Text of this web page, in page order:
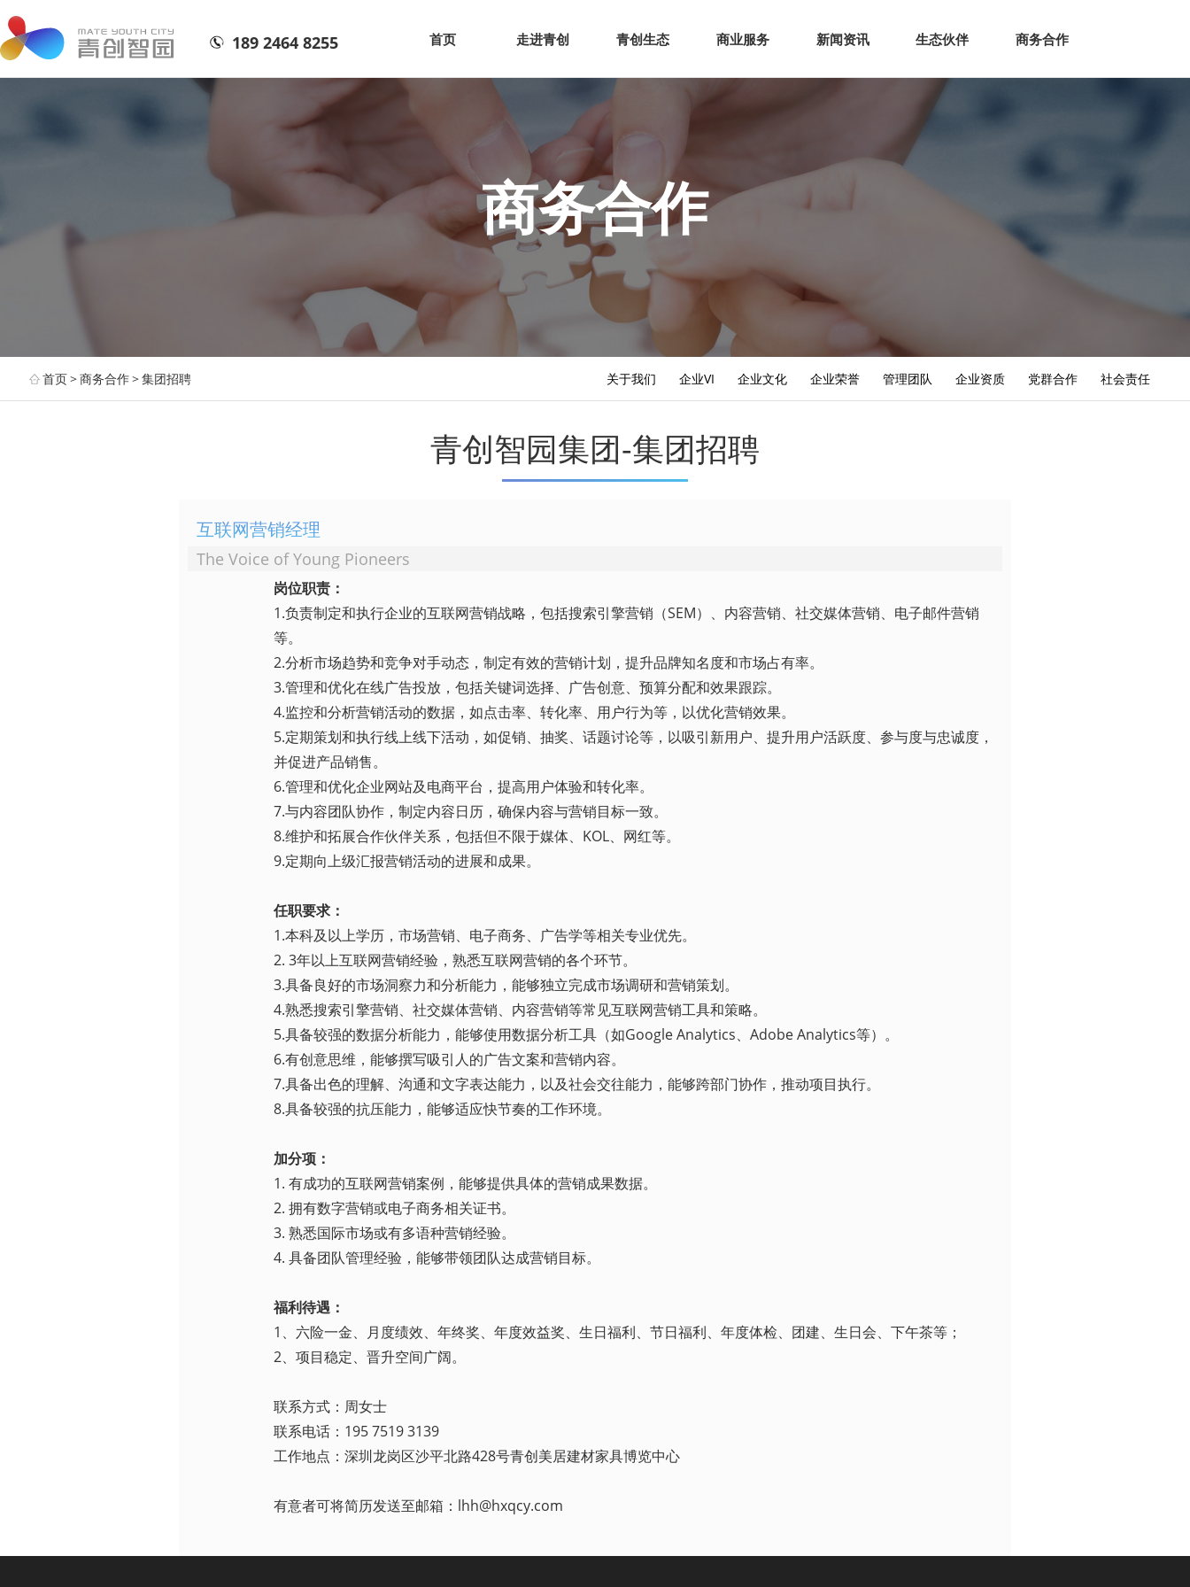
网站首页 走进青创 青创生态 商业服务 新闻资讯 生态伙伴
189 2464 8255 首页 走进青创 青创生态 商业服务 新闻资讯 生态伙伴 商务合作
商务合作
首页>商务合作>集团招聘 关于我们 企业VI 企业文化 企业荣誉 管理团队 企业资质 党群合作 社会责任
青创智园集团-集团招聘
互联网营销经理
The Voice of Young Pioneers
岗位职责：
1.负责制定和执行企业的互联网营销战略，包括搜索引擎营销（SEM）、内容营销、社交媒体营销、电子邮件营销
等。
2.分析市场趋势和竞争对手动态，制定有效的营销计划，提升品牌知名度和市场占有率。
3.管理和优化在线广告投放，包括关键词选择、广告创意、预算分配和效果跟踪。
4.监控和分析营销活动的数据，如点击率、转化率、用户行为等，以优化营销效果。
5.定期策划和执行线上线下活动，如促销、抽奖、话题讨论等，以吸引新用户、提升用户活跃度、参与度与忠诚度，
并促进产品销售。
6.管理和优化企业网站及电商平台，提高用户体验和转化率。
7.与内容团队协作，制定内容日历，确保内容与营销目标一致。
8.维护和拓展合作伙伴关系，包括但不限于媒体、KOL、网红等。
9.定期向上级汇报营销活动的进展和成果。
任职要求：
1.本科及以上学历，市场营销、电子商务、广告学等相关专业优先。
2. 3年以上互联网营销经验，熟悉互联网营销的各个环节。
3.具备良好的市场洞察力和分析能力，能够独立完成市场调研和营销策划。
4.熟悉搜索引擎营销、社交媒体营销、内容营销等常见互联网营销工具和策略。
5.具备较强的数据分析能力，能够使用数据分析工具（如Google Analytics、Adobe Analytics等）。
6.有创意思维，能够撰写吸引人的广告文案和营销内容。
7.具备出色的理解、沟通和文字表达能力，以及社会交往能力，能够跨部门协作，推动项目执行。
8.具备较强的抗压能力，能够适应快节奏的工作环境。
加分项：
1. 有成功的互联网营销案例，能够提供具体的营销成果数据。
2. 拥有数字营销或电子商务相关证书。
3. 熟悉国际市场或有多语种营销经验。
4. 具备团队管理经验，能够带领团队达成营销目标。
福利待遇：
1、六险一金、月度绩效、年终奖、年度效益奖、生日福利、节日福利、年度体检、团建、生日会、下午茶等；
2、项目稳定、晋升空间广阔。
联系方式：周女士
联系电话：195 7519 3139
工作地点：深圳龙岗区沙平北路428号青创美居建材家具博览中心
有意者可将简历发送至邮箱：lhh@hxqcy.com